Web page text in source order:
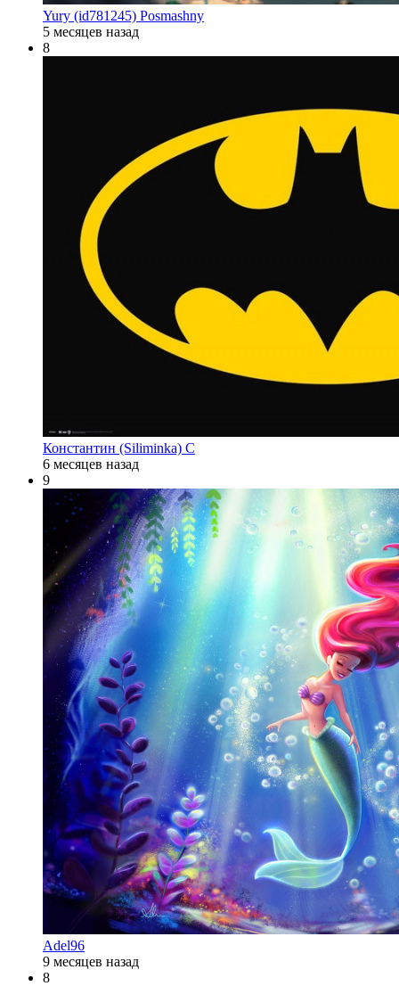
Yury (id781245) Posmashny
5 месяцев назад
8
Константин (Siliminka) С
6 месяцев назад
9
Adel96
9 месяцев назад
8